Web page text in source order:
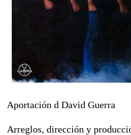
Aportación d David Guerra
Arreglos, dirección y